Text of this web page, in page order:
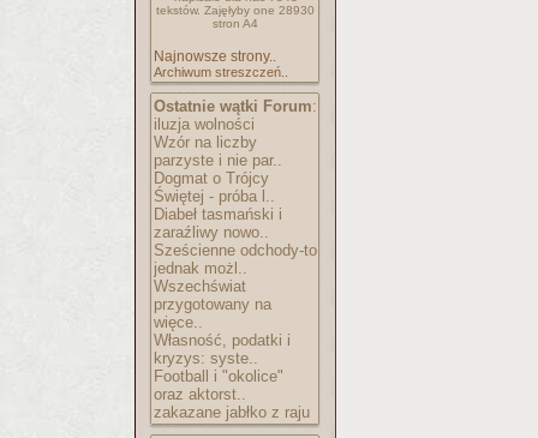
tekstów. Zajęłyby one 28930
stron A4
Najnowsze strony..
Archiwum streszczeń..
Ostatnie wątki Forum:
iluzja wolności
Wzór na liczby
parzyste i nie par..
Dogmat o Trójcy
Świętej - próba l..
Diabeł tasmański i
zaraźliwy nowo..
Sześcienne odchody-to
jednak możl..
Wszechświat
przygotowany na
więce..
Własność, podatki i
kryzys: syste..
Football i "okolice"
oraz aktorst..
zakazane jabłko z raju